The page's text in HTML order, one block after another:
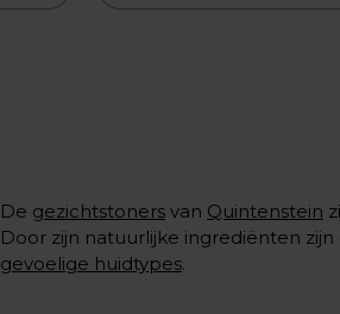
De gezichtstoners van Quintenstein
Door zijn natuurlijke ingrediënten
gevoelige huidtypes.